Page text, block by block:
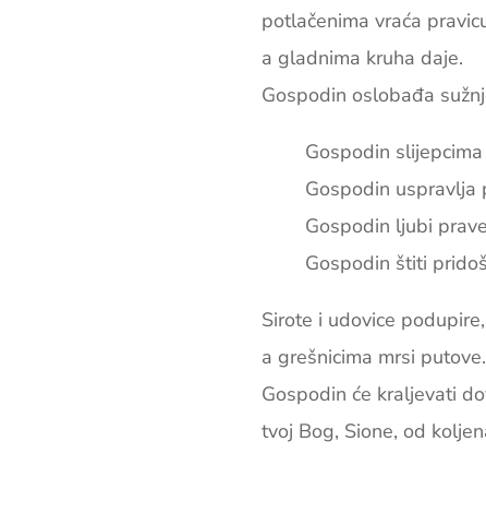
potlačenima vraća
a gladnima kruha daje.
Gospodin oslobađa
Gospodin
Gospodin uspravlja
Gospodin ljubi
Gospodin štiti
Sirote i udovice podupire,
a grešnicima mrsi putove.
Gospodin će kraljevati
tvoj Bog, Sione, od